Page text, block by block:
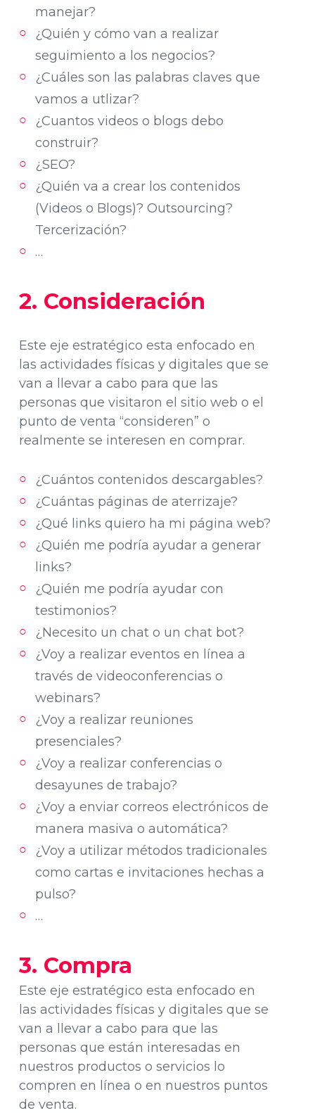
manejar?
¿Quién y cómo van a realizar
seguimiento a los negocios?
¿Cuáles son las palabras claves que
vamos a utlizar?
¿Cuantos videos o blogs debo
construir?
¿SEO?
¿Quién va a crear los contenidos
(Videos o Blogs)? Outsourcing?
Tercerización?
…
2. Consideración
Este eje estratégico esta enfocado en
las actividades físicas y digitales que se
van a llevar a cabo para que las
personas que visitaron el sitio web o el
punto de venta “consideren” o
realmente se interesen en comprar.
¿Cuántos contenidos descargables?
¿Cuántas páginas de aterrizaje?
¿Qué links quiero ha mi página web?
¿Quién me podría ayudar a generar
links?
¿Quién me podría ayudar con
testimonios?
¿Necesito un chat o un chat bot?
¿Voy a realizar eventos en línea a
través de videoconferencias o
webinars?
¿Voy a realizar reuniones
presenciales?
¿Voy a realizar conferencias o
desayunes de trabajo?
¿Voy a enviar correos electrónicos de
manera masiva o automática?
¿Voy a utilizar métodos tradicionales
como cartas e invitaciones hechas a
pulso?
…
3. Compra
Este eje estratégico esta enfocado en
las actividades físicas y digitales que se
van a llevar a cabo para que las
personas que están interesadas en
nuestros productos o servicios lo
compren en línea o en nuestros puntos
de venta.